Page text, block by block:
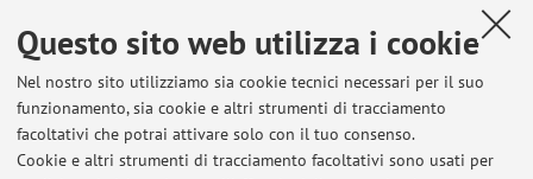
Questo sito web utilizza i cookie
Nel nostro sito utilizziamo sia cookie tecnici necessari per il suo
funzionamento, sia cookie e altri strumenti di tracciamento
facoltativi che potrai attivare solo con il tuo consenso.
Cookie e altri strumenti di tracciamento facoltativi sono usati per
Contenuti utili
Al momento non sono presenti contenuti.